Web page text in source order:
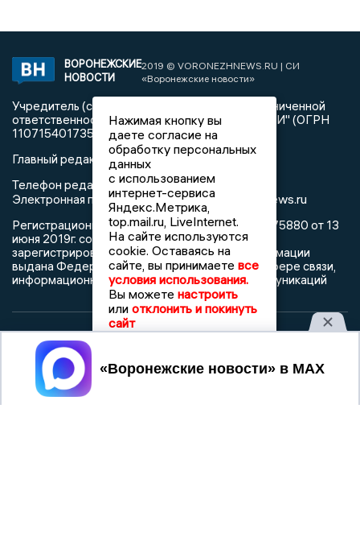
ВОРОНЕЖСКИЕ
НОВОСТИ
2019 © VORONEZHNEWS.RU | СИ
«Воронежские новости»
Учредитель (соучредители): Общество с ограниченной
ответственностью "РЕГИОНАЛЬНЫЕ НОВОСТИ" (ОГРН
1107154017354)
Главный редактор: Пирогов А.А.
Телефон редакции: +7 (473) 262 77 92
Электронная почта редакции:info@voronezhnews.ru
Регистрационный номер: серия Эл № ФС 77 - 75880 от 13
июня 2019г. согласно выписке из реестра
зарегистрированных средств массовой информации
выдана Федеральной службой по надзору в сфере связи,
информационных технологий и массовых коммуникаций
При использовании любого материала с данного сайта
гиперссылка на Сетевое издание «Воронежские новости»
обязательна.
Нажимая кнопку вы
даете согласие на
обработку персональных
данных
с использованием
интернет-сервиса
Яндекс.Метрика,
top.mail.ru, LiveInternet.
На сайте используются
cookie. Оставаясь на
сайте, вы принимаете все
условия использования.
Вы можете настроить
или отклонить и покинуть
сайт
Принять